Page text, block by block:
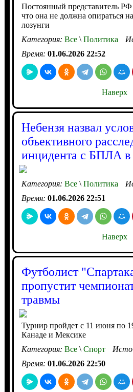
Постоянный представитель
что она не должна опираться
лозунги
Категория: Все\Политика
Время: 01.06.2026 22:52
Наверх
Небензя назвал
объективного
инцидента с БПЛА
Категория: Все\Политика
Время: 01.06.2026 22:51
Наверх
Футболист
пропустит
травмы
Турнир пройдет с 11 июня по
Канаде и Мексике
Категория: Все\Спорт
Время: 01.06.2026 22:50